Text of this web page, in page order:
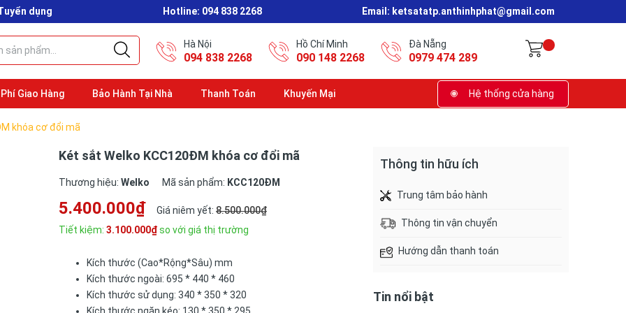
dụng Hotline: 094 838 2268 Email: ketsatatp.anthinhphat@gmail.com
Hà Nội
094 838 2268
Hồ Chí Minh
090 148 2268
Đà Nẵng
0979 474 289
Giao Hàng Bảo Hành Tại Nhà Thanh Toán Khuyến Mại Hệ thống cửa hàng
khóa cơ đổi mã
Két sắt Welko KCC120ĐM khóa cơ đổi mã
Thương hiệu: Welko Mã sản phẩm: KCC120ĐM
5.400.000₫ Giá niêm yết: 8.500.000₫
Tiết kiệm: 3.100.000₫so với giá thị trường
Kích thước (Cao*Rộng*Sâu) mm
Kích thước ngoài: 695 * 440 * 460
Kích thước sử dụng: 340 * 350 * 320
Thông tin hữu ích
Trung tâm bảo hành
Thông tin vận chuyển
Hướng dẫn thanh toán
Tin nổi bật